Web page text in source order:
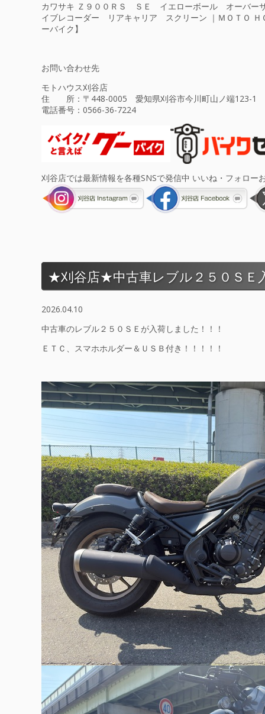
カワサキ Ｚ９００ＲＳ ＳＥ イエローボール オーバ
イブレコーダー リアキャリア スクリーン ｜ＭＯＴＯ Ｈ
ーバイク】
お問い合わせ先
モトハウス刈谷店
住 所：〒448-0005 愛知県刈谷市今川町山ノ端123-1
電話番号： 0566-36-7224
刈谷店では最新情報を各種SNSで発信中 いいね・フォロー
★刈谷店★中古車レブル２５０ＳＥ
2026.04.10
中古車のレブル２５０ＳＥが入荷しました！！！
ＥＴＣ、スマホホルダー＆ＵＳＢ付き！！！！！